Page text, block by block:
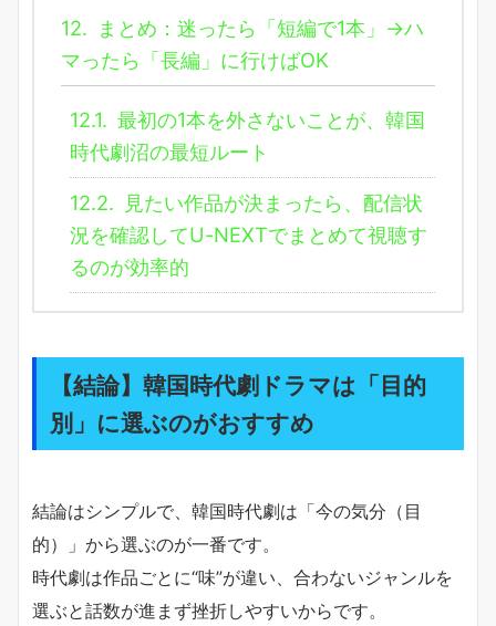
12.
まとめ：迷ったら「短編で1本」→ハ
マったら「長編」に行けばOK
12.1. 最初の1本を外さないことが、韓国
時代劇沼の最短ルート
12.2. 見たい作品が決まったら、配信状
況を確認してU-NEXTでまとめて視聴す
るのが効率的
【結論】韓国時代劇ドラマは「目的
別」に選ぶのがおすすめ
結論はシンプルで、韓国時代劇は「今の気分（目
的）」から選ぶのが一番です。
時代劇は作品ごとに“味”が違い、合わないジャンルを
選ぶと話数が進まず挫折しやすいからです。